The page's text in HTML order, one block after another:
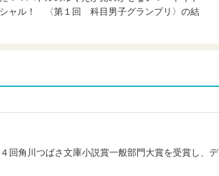
ャル！ 〈第１回 科目男子グランプリ〉の結
角川つばさ文庫小説賞一般部門大賞を受賞し、デ